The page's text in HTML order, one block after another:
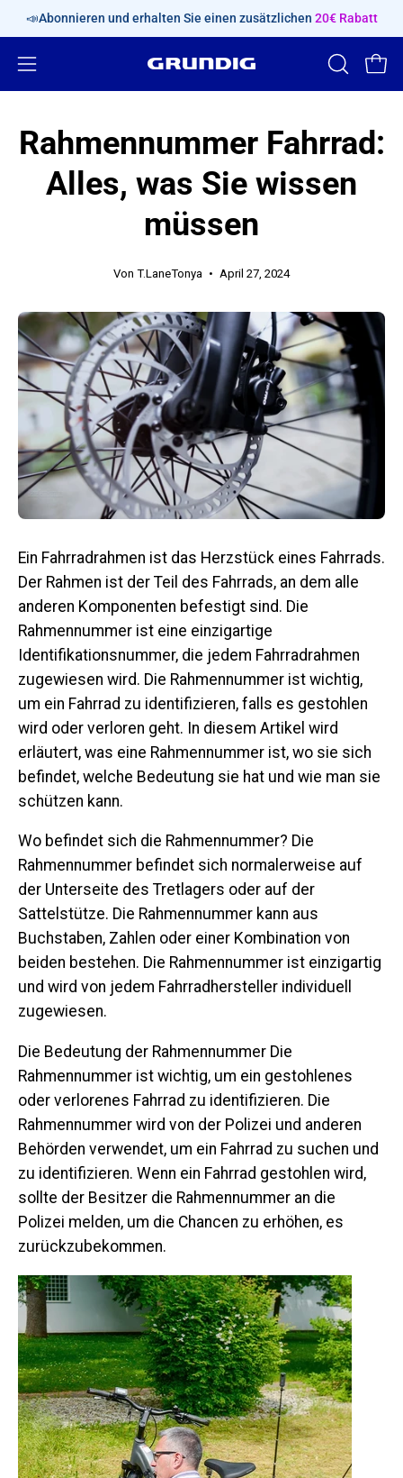
überspringen
📣Abonnieren und erhalten Sie einen zusätzlichen 20€ Rabatt
Navigationsmenü
ÖFFNEN
Rahmennummer Fahrrad:
Alles, was Sie wissen
müssen
Von T.LaneTonya April 27, 2024
Ein Fahrradrahmen ist das Herzstück eines Fahrrads.
Der Rahmen ist der Teil des Fahrrads, an dem alle
anderen Komponenten befestigt sind. Die
Rahmennummer ist eine einzigartige
Identifikationsnummer, die jedem Fahrradrahmen
zugewiesen wird. Die Rahmennummer ist wichtig,
um ein Fahrrad zu identifizieren, falls es gestohlen
wird oder verloren geht. In diesem Artikel wird
erläutert, was eine Rahmennummer ist, wo sie sich
befindet, welche Bedeutung sie hat und wie man sie
schützen kann.
Wo befindet sich die Rahmennummer? Die
Rahmennummer befindet sich normalerweise auf
der Unterseite des Tretlagers oder auf der
Sattelstütze. Die Rahmennummer kann aus
Buchstaben, Zahlen oder einer Kombination von
beiden bestehen. Die Rahmennummer ist einzigartig
und wird von jedem Fahrradhersteller individuell
zugewiesen.
Die Bedeutung der Rahmennummer Die
Rahmennummer ist wichtig, um ein gestohlenes
oder verlorenes Fahrrad zu identifizieren. Die
Rahmennummer wird von der Polizei und anderen
Behörden verwendet, um ein Fahrrad zu suchen und
zu identifizieren. Wenn ein Fahrrad gestohlen wird,
sollte der Besitzer die Rahmennummer an die
Polizei melden, um die Chancen zu erhöhen, es
zurückzubekommen.